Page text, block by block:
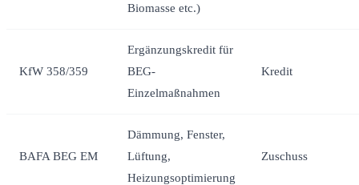
Biomasse etc.)
KfW 358/359
Ergänzungskredit für
BEG-
Einzelmaßnahmen
Kredit
BAFA BEG EM
Dämmung, Fenster,
Lüftung,
Heizungsoptimierung
Zuschuss